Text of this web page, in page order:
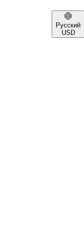
Русский
USD